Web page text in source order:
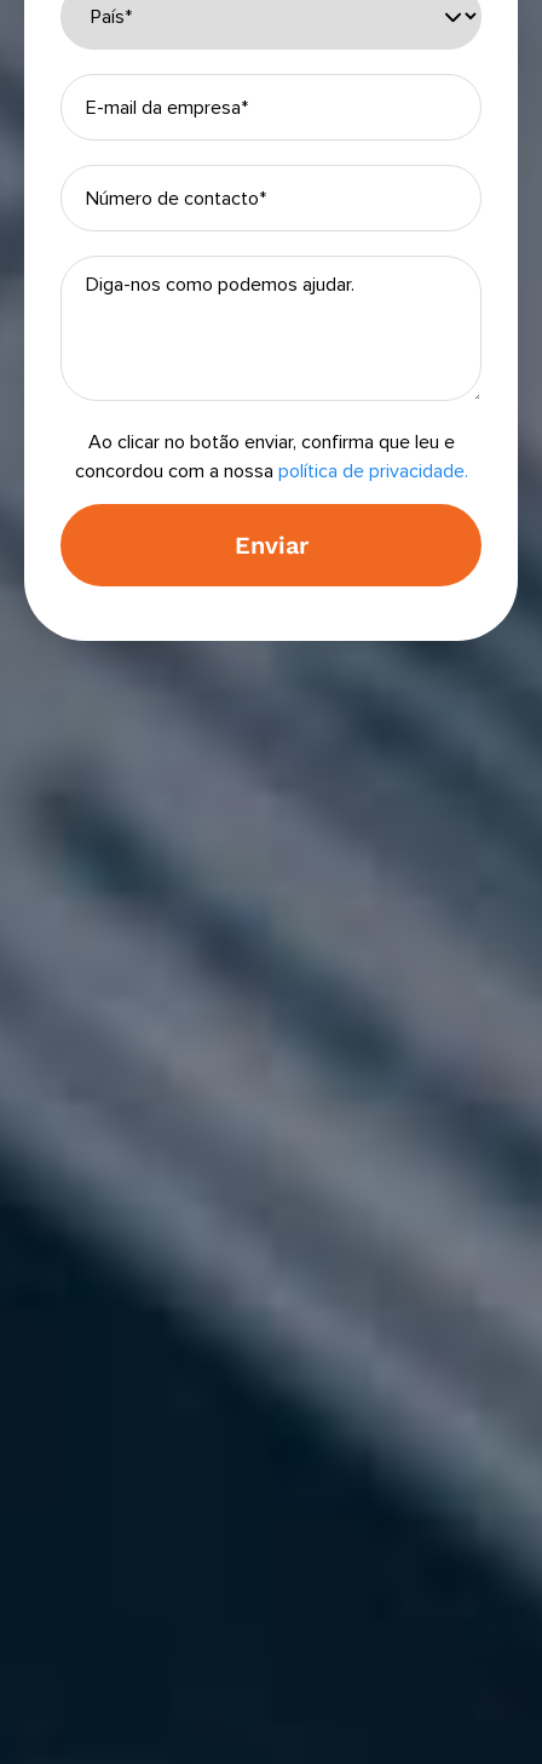
Ao clicar no botão enviar, confirma que leu e
concordou com a nossa política de privacidade.